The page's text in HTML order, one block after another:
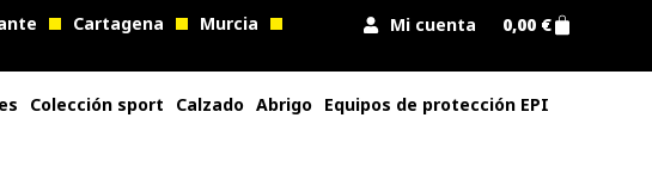
Cartagena
Murcia
Mi cuenta 0,00 €
Colección sport Calzado Abrigo Equipos de protección EPI